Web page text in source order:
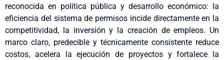
reconocida en política pública y desarrollo económico: la
eficiencia del sistema de permisos incide directamente en la
competitividad, la inversión y la creación de empleos. Un
marco claro, predecible y técnicamente consistente reduce
costos, acelera la ejecución de proyectos y fortalece la